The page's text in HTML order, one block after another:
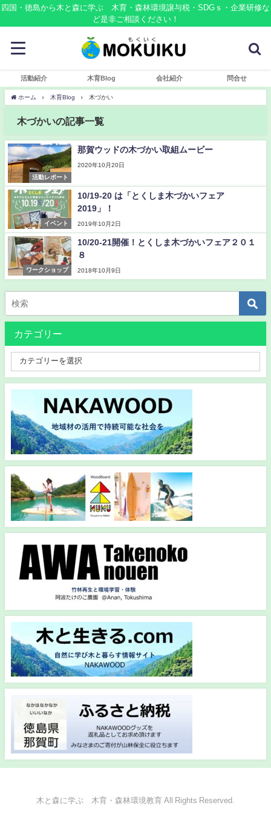
四国・徳島から木と森に学ぶ 木育・森林環境譲与税・SDGｓ・企業研修な
ど是非ご相談ください！
活動紹介 木育Blog 会社紹介 問合せ
ホーム 木育Blog 木づかい
木づかいの記事一覧
活動レポート
那賀ウッドの木づかい取組ムービー
2020年10月20日
イベント
10/19-20 は「とくしま木づかいフェア
2019」！
2019年10月2日
ワークショップ
10/20-21開催！とくしま木づかいフェア２０１
８
2018年10月9日
カテゴリー
木と森に学ぶ 木育・森林環境教育 All Rights Reserved.